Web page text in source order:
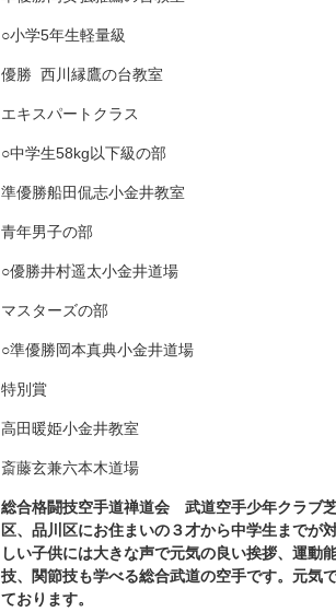
○小学5年生軽量級
優勝 西川縁鷹の台教室
エキスパートクラス
○中学生58kg以下級の部
準優勝船田侃志小金井教室
青年男子の部
○優勝井村遥太小金井道場
マスターズの部
○準優勝岡本真典小金井道場
特別賞
高田暖姫小金井教室
斎藤玄兼六本木道場
総合格闘技空手道禅道会 武道空手少年クラブ
区、品川区にお住まいの３才から中学生までが
しい子供には大きな声で元気の良い挨拶、運動
技、関節技も学べる総合武道の空手です。元気
ております。